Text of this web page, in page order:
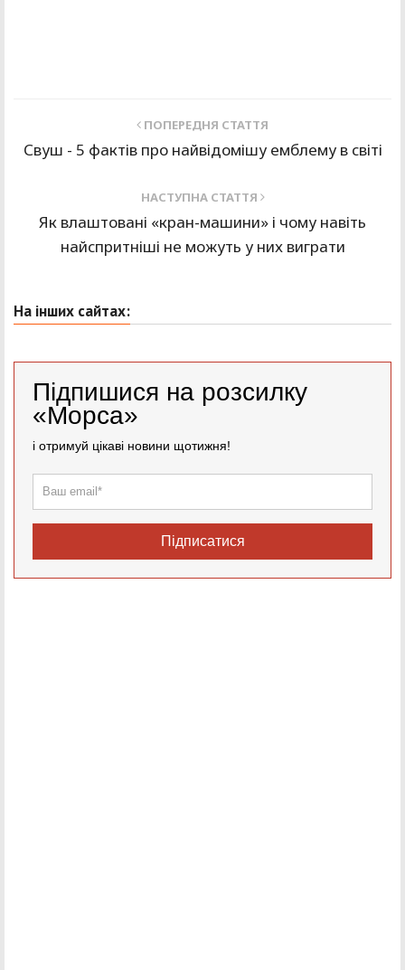
ПОПЕРЕДНЯ СТАТТЯ
Свуш - 5 фактів про найвідомішу емблему в світі
НАСТУПНА СТАТТЯ
Як влаштовані «кран-машини» і чому навіть
найспритніші не можуть у них виграти
На інших сайтах:
Підпишися на розсилку
«Морса»
і отримуй цікаві новини щотижня!
Підписатися